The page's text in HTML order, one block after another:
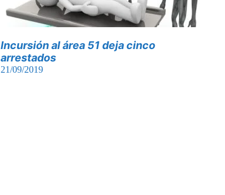
Incursión al área 51 deja cinco
arrestados
21/09/2019